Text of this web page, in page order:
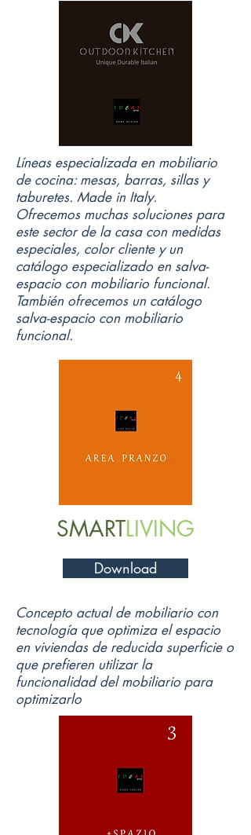
Líneas especializada en mobiliario
de cocina: mesas, barras, sillas y
taburetes. Made in Italy.
Ofrecemos muchas soluciones para
este sector de la casa con medidas
especiales, color cliente y un
catálogo especializado en salva-
espacio con mobiliario funcional.
También ofrecemos un catálogo
salva-espacio con mobiliario
funcional.
SMARTLIVING
Download
Concepto actual de mobiliario con
tecnología que optimiza el espacio
en viviendas de reducida superficie o
que prefieren utilizar la
funcionalidad del mobiliario para
optimizarlo